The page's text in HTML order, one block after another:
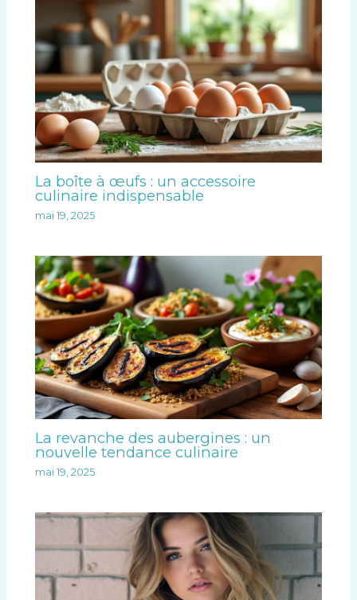
La boîte à œufs : un accessoire
culinaire indispensable
mai 19, 2025
La revanche des aubergines : un
nouvelle tendance culinaire
mai 19, 2025